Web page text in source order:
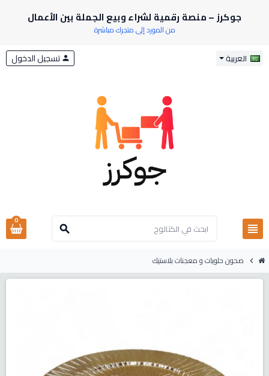
جوكرز – منصة رقمية لشراء وبيع الجملة بين الأعمال
من المورد إلى متجرك مباشرة
العربية
view_headline
search
person تسجيل الدخول
0
chevron_right صحون حلويات و معجنات بلاستيك